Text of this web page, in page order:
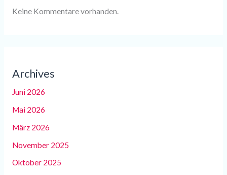
Keine Kommentare vorhanden.
Archives
Juni 2026
Mai 2026
März 2026
November 2025
Oktober 2025